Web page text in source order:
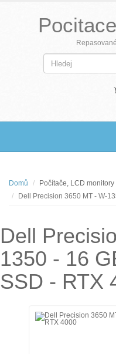
Domů Počítače, LCD monitory
Dell Precision 3650 MT - W-
Dell
1350 - 16
SSD - RTX